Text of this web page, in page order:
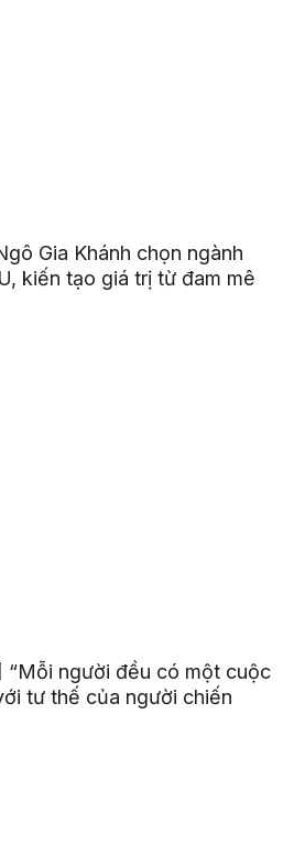
Gia Khánh chọn ngành
kiến tạo giá trị từ đam mê
“Mỗi người đều có một cuộc
tư thế của người chiến